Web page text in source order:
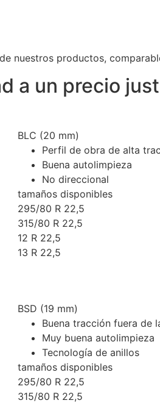
nuestros productos,
a un precio
BLC (20 mm)
Perfil de obra de alta
Buena autolimpieza
No direccional
tamaños disponibles
295/80 R 22,5
315/80 R 22,5
12 R 22,5
13 R 22,5
BSD (19 mm)
Buena tracción fuera de
Muy buena autolimpieza
Tecnología de anillos
tamaños disponibles
295/80 R 22,5
315/80 R 22,5